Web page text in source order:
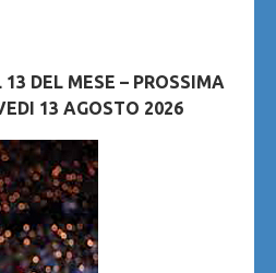
DEL MESE – PROSSIMA
13 AGOSTO 2026